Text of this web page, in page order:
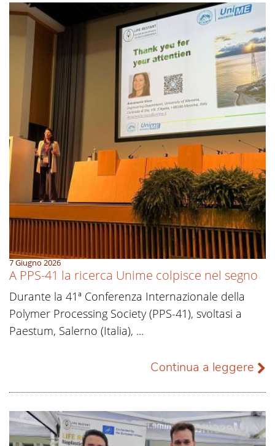
7 Giugno 2026
A PPS-41 la ricerca Unime colpisce nel segno
Durante la 41ª Conferenza Internazionale della
Polymer Processing Society (PPS-41), svoltasi a
Paestum, Salerno (Italia), ...
Continua a leggere